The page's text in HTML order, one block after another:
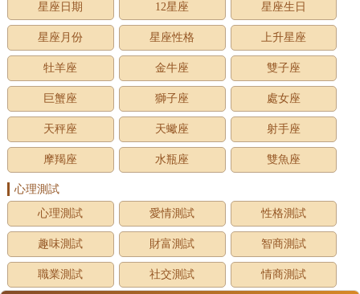
星座日期 12星座 星座生日
星座月份 星座性格 上升星座
牡羊座 金牛座 雙子座
巨蟹座 獅子座 處女座
天秤座 天蠍座 射手座
摩羯座 水瓶座 雙魚座
心理測試
心理測試
愛情測試 性格測試
趣味測試 財富測試 智商測試
職業測試 社交測試 情商測試